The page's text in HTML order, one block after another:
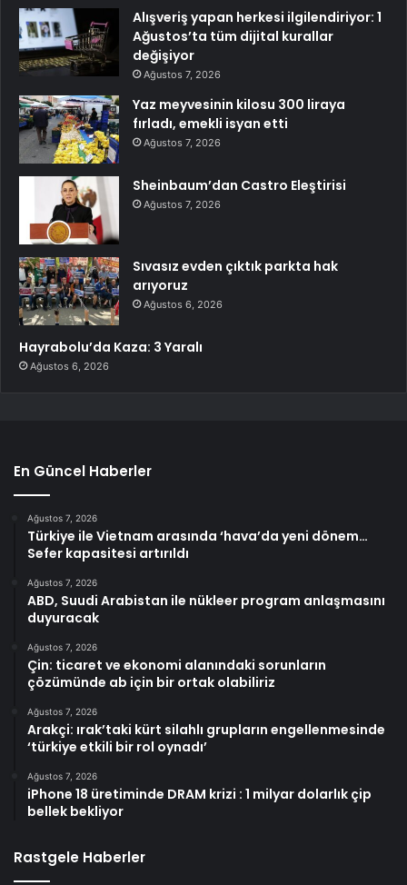
Alışveriş yapan herkesi ilgilendiriyor: 1
Ağustos’ta tüm dijital kurallar
değişiyor
Ağustos 7, 2026
Yaz meyvesinin kilosu 300 liraya
fırladı, emekli isyan etti
Ağustos 7, 2026
Sheinbaum’dan Castro Eleştirisi
Ağustos 7, 2026
Sıvasız evden çıktık parkta hak
arıyoruz
Ağustos 6, 2026
Hayrabolu’da Kaza: 3 Yaralı
Ağustos 6, 2026
En Güncel Haberler
Ağustos 7, 2026
Türkiye ile Vietnam arasında ‘hava’da yeni dönem…
Sefer kapasitesi artırıldı
Ağustos 7, 2026
ABD, Suudi Arabistan ile nükleer program anlaşmasını
duyuracak
Ağustos 7, 2026
Çin: ticaret ve ekonomi alanındaki sorunların
çözümünde ab için bir ortak olabiliriz
Ağustos 7, 2026
Arakçi: ırak’taki kürt silahlı grupların engellenmesinde
‘türkiye etkili bir rol oynadı’
Ağustos 7, 2026
iPhone 18 üretiminde DRAM krizi : 1 milyar dolarlık çip
bellek bekliyor
Rastgele Haberler